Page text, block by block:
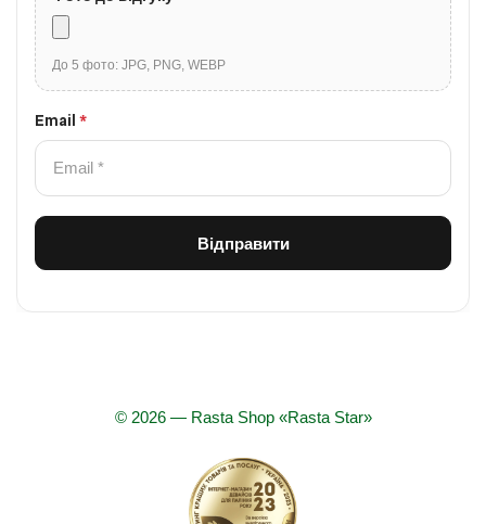
До 5 фото: JPG, PNG, WEBP
Email *
© 2026 — Rasta Shop «Rasta Star»